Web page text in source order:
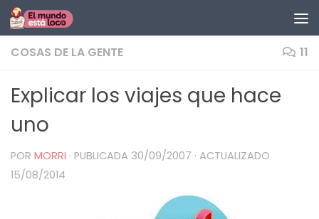
Saltar al contenido
COSAS DE LA GENTE 11
Explicar los viajes que hace
uno
POR MORRI · PUBLICADA 30/09/2007 · ACTUALIZADO
15/08/2014